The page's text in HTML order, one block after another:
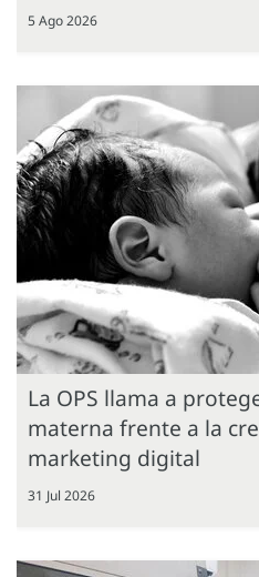
5 Ago 2026
La OPS llama a
materna frente a la
marketing digital
31 Jul 2026